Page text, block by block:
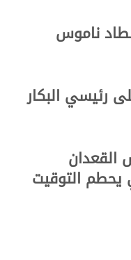
ناموس
رئيسي البكار
القعدان
يحطم التوقيت